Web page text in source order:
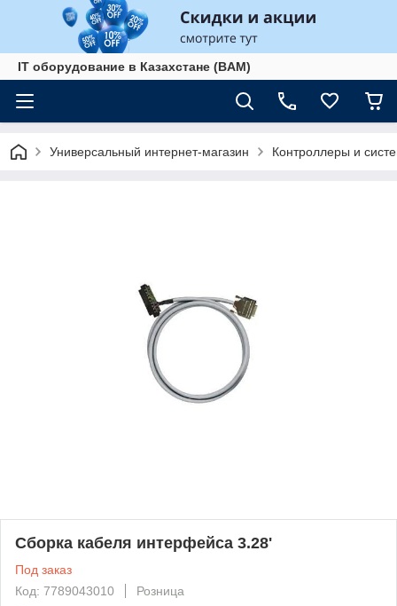
IT оборудование в Казахстане (BAM)
Универсальный интернет-магазин Контроллеры и
Сборка кабеля интерфейса 3.28'
Под заказ
Код: 7789043010
Розница